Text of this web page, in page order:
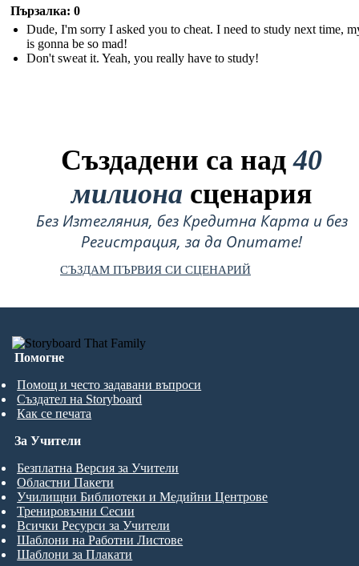
Пързалка: 0
Dude, I'm sorry I asked you to cheat. I need to study next time,
is gonna be so mad!
Don't sweat it. Yeah, you really have to study!
Създадени са над40
милиона сценария
Без Изтегляния, без Кредитна Карта и без
Регистрация, за да Опитате!
СЪЗДАМ ПЪРВИЯ СИ СЦЕНАРИЙ
Помогне
Помощ и често задавани въпроси
Създател на Storyboard
Как се печата
За Учители
Безплатна Версия за Учители
Областни Пакети
Училищни Библиотеки и Медийни Центрове
Тренировъчни Сесии
Всички Ресурси за Учители
Шаблони на Работни Листове
Шаблони за Плакати